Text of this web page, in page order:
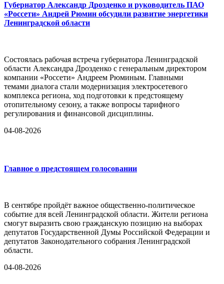
Губернатор Александр Дрозденко и руководитель ПАО
«Россети» Андрей Рюмин обсудили развитие энергетики
Ленинградской области
Состоялась рабочая встреча губернатора Ленинградской
области Александра Дрозденко с генеральным директором
компании «Россети» Андреем Рюминым. Главными
темами диалога стали модернизация электросетевого
комплекса региона, ход подготовки к предстоящему
отопительному сезону, а также вопросы тарифного
регулирования и финансовой дисциплины.
04-08-2026
Главное о предстоящем голосовании
В сентябре пройдёт важное общественно-политическое
событие для всей Ленинградской области. Жители региона
смогут выразить свою гражданскую позицию на выборах
депутатов Государственной Думы Российской Федерации и
депутатов Законодательного собрания Ленинградской
области.
04-08-2026